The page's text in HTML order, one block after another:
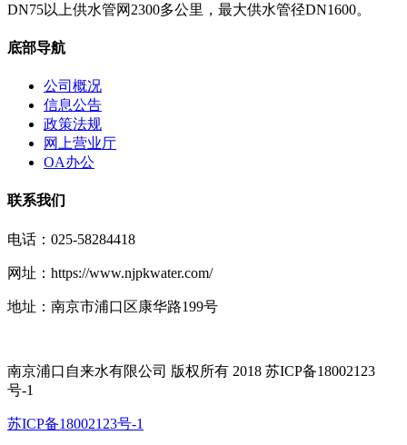
DN75以上供水管网2300多公里，最大供水管径DN1600。
底部导航
公司概况
信息公告
政策法规
网上营业厅
OA办公
联系我们
电话：025-58284418
网址：https://www.njpkwater.com/
地址：南京市浦口区康华路199号
南京浦口自来水有限公司 版权所有 2018 苏ICP备18002123
号-1
苏ICP备18002123号-1